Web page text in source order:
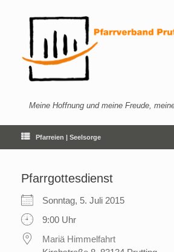
Meine Hoffnung und meine Freude,
Pfarreien | Seelsorge
Pfarrgottesdienst
Sonntag, 5. Juli 2015
9:00 Uhr
Mariä Himmelfahrt